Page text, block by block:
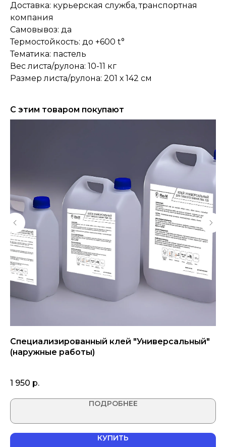
Доставка: курьерская служба, транспортная
компания
Самовывоз: да
Термостойкость: до +600 t°
Тематика: пастель
Вес листа/рулона: 10-11 кг
Размер листа/рулона: 201 х 142 см
С этим товаром покупают
Специализированный клей "Универсальный"
(наружные работы)
1 950 р.
ПОДРОБНЕЕ
КУПИТЬ